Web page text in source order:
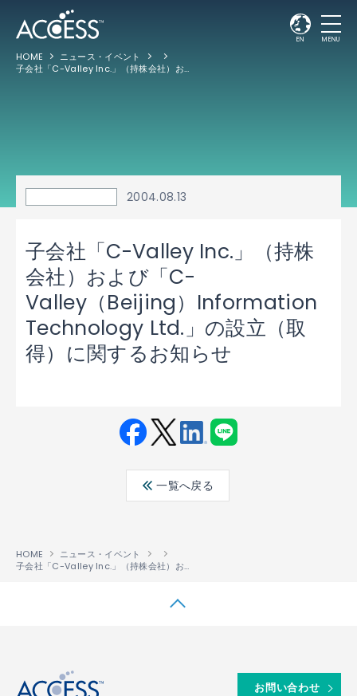
EN MENU
HOME
ニュース・イベント
子会社「C-Valley Inc.」（持株会社）および「C-Valley（Beijing）Information Technology Ltd.」の設立（取得）に関するお知らせ
2004.08.13
子会社「C-Valley Inc.」（持株
会社）および「C-
Valley（Beijing）Information
Technology Ltd.」の設立（取
得）に関するお知らせ
ebo ter
edin
一覧へ戻る
HOME
ニュース・イベント
子会社「C-Valley Inc.」（持株会社）および「C-Valley（Beijing）Information Technology Ltd.」の設立（取得）に関するお知らせ
お問い合わせ